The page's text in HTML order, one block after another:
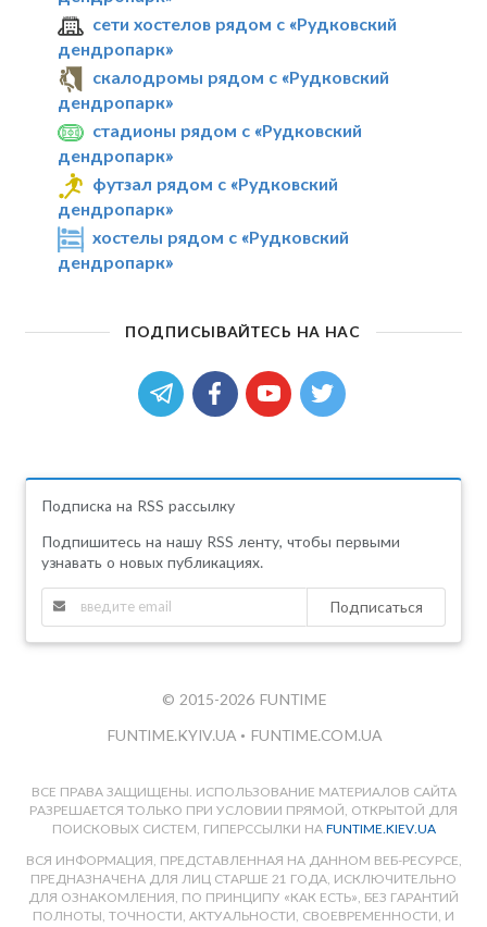
сети хостелов рядом с «Рудковский
дендропарк»
скалодромы рядом с «Рудковский
дендропарк»
стадионы рядом с «Рудковский
дендропарк»
футзал рядом с «Рудковский
дендропарк»
хостелы рядом с «Рудковский
дендропарк»
ПОДПИСЫВАЙТЕСЬ НА НАС
Подписка на RSS рассылку
Подпишитесь на нашу RSS ленту, чтобы первыми
узнавать о новых публикациях.
Подписаться
© 2015-2026 FUNTIME
FUNTIME.KYIV.UA • FUNTIME.COM.UA
ВСЕ ПРАВА ЗАЩИЩЕНЫ. ИСПОЛЬЗОВАНИЕ МАТЕРИАЛОВ САЙТА
РАЗРЕШАЕТСЯ ТОЛЬКО ПРИ УСЛОВИИ ПРЯМОЙ, ОТКРЫТОЙ ДЛЯ
ПОИСКОВЫХ СИСТЕМ, ГИПЕРССЫЛКИ НА FUNTIME.KIEV.UA
ВСЯ ИНФОРМАЦИЯ, ПРЕДСТАВЛЕННАЯ НА ДАННОМ ВЕБ-РЕСУРСЕ,
ПРЕДНАЗНАЧЕНА ДЛЯ ЛИЦ СТАРШЕ 21 ГОДА, ИСКЛЮЧИТЕЛЬНО
ДЛЯ ОЗНАКОМЛЕНИЯ, ПО ПРИНЦИПУ «КАК ЕСТЬ», БЕЗ ГАРАНТИЙ
ПОЛНОТЫ, ТОЧНОСТИ, АКТУАЛЬНОСТИ, СВОЕВРЕМЕННОСТИ, И